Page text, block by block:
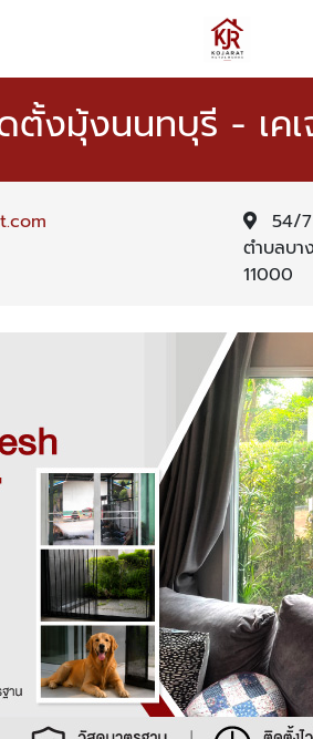
งมุ้งนนทบุรี - เคเ
54/
ตำบลบา
11000